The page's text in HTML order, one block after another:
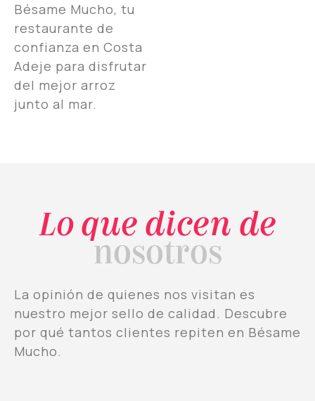
Bésame Mucho, tu
restaurante de
confianza en Costa
Adeje para disfrutar
del mejor arroz
junto al mar.
Lo que dicen de
nosotros
La opinión de quienes nos visitan es
nuestro mejor sello de calidad. Descubre
por qué tantos clientes repiten en Bésame
Mucho.